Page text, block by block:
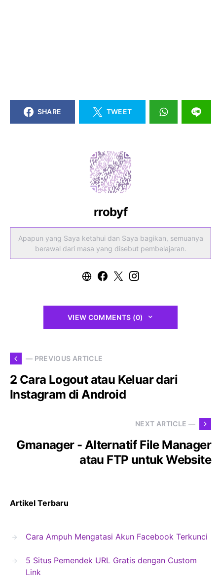
SHARE TWEET
rrobyf
Apapun yang Saya ketahui dan Saya bagikan, semuanya
berawal dari masa yang disebut pembelajaran.
VIEW COMMENTS (0)
— PREVIOUS ARTICLE
2 Cara Logout atau Keluar dari
Instagram di Android
NEXT ARTICLE —
Gmanager - Alternatif File Manager
atau FTP untuk Website
Artikel Terbaru
Cara Ampuh Mengatasi Akun Facebook Terkunci
5 Situs Pemendek URL Gratis dengan Custom
Link